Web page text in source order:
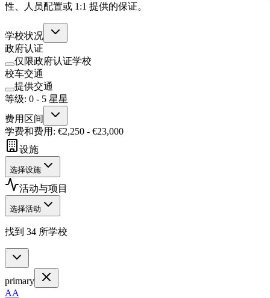
性、人员配置或 1:1 提供的保证。
学校状况
政府认证
仅限政府认证学校
校车交通
提供交通
等级: 0 - 5 星星
费用区间
学费和费用 : €2,250 - €23,000
设施
选择设施
活动与项目
选择活动
找到 34 所学校
primary
AA